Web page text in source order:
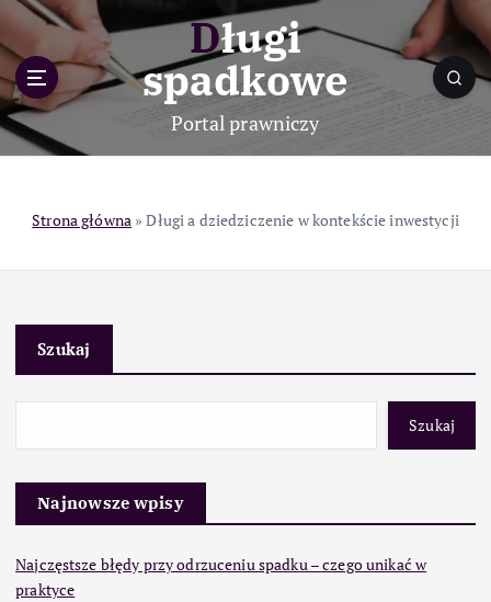
p
o
c
Długi
spadkowe
Portal prawniczy
Strona główna »Długi a dziedziczenie w kontekście inwestycji
Szukaj
Szukaj
Najnowsze wpisy
Najczęstsze błędy przy odrzuceniu spadku – czego unikać w
praktyce